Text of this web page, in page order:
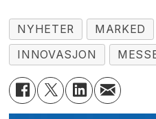
NYHETER MARKED
INNOVASJON